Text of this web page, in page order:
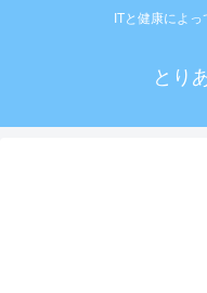
ITと健康によ
とり